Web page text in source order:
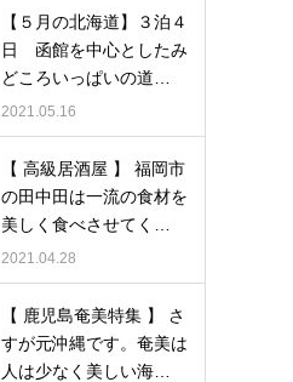
【５月の北海道】３泊４
日 函館を中心としたみ
どころいっぱいの道…
2021.05.16
【 高級居酒屋 】 福岡市
の田中田は一流の食材を
美しく食べさせてく…
2021.04.28
【 鹿児島奄美特集 】 さ
すが元沖縄です。奄美は
人は少なく美しい海…